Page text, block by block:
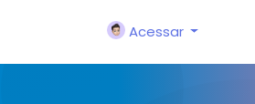
Acessar